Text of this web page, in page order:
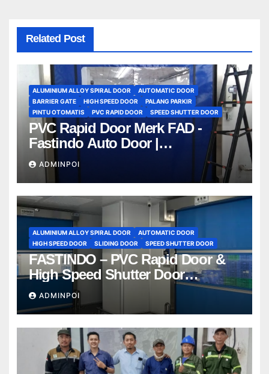
Related Post
ALUMINIUM ALLOY SPIRAL DOOR
AUTOMATIC DOOR
BARRIER GATE
HIGH SPEED DOOR
PALANG PARKIR
PINTU OTOMATIS
PVC RAPID DOOR SPEED SHUTTER DOOR
PVC Rapid Door Merk FAD -
Fastindo Auto Door |
081212801672
ADMINPOI
ALUMINIUM ALLOY SPIRAL DOOR
AUTOMATIC DOOR
HIGH SPEED DOOR
SLIDING DOOR SPEED SHUTTER DOOR
FASTINDO – PVC Rapid Door &
High Speed Shutter Door
Indonesia | 081212801672
ADMINPOI